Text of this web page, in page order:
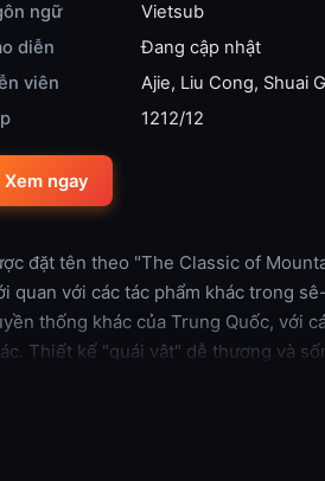
ngữ
Vietsub
diễn
Đang cập nhật
viên
Ajie, Liu Cong, Shuai
1212/12
Xem ngay
đặt tên theo "The Classic of
quan với các tác phẩm khác trong
thống khác của Trung Quốc, với
Thiết kế "quái vật" dễ thương và